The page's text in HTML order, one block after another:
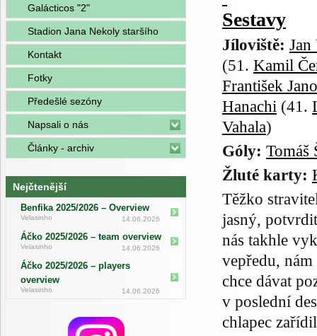
Galácticos "2"
Stadion Jana Nekoly staršího
Kontakt
Fotky
Předešlé sezóny
Napsali o nás
Články - archiv
Nejčtenější
Benfika 2025/2026 – Overview
Velasinho 14.06.2026
Áčko 2025/2026 – team overview
Velasinho 14.06.2026
Áčko 2025/2026 – players
overview
Velasinho 14.06.2026
Sestavy
Jíloviště: Jan
(51. Kamil
František
Hanachi (41.
Vahala)
Góly: Tomáš
Žluté karty:
Těžko
jasný,
nás takhle
vepředu,
chce dávat
v poslední
chlapec